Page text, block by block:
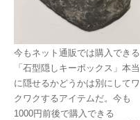
今もネット通販では購入できる
「石型隠しキーボックス」本当
に隠せるかどうかは別にしてワ
クワクするアイテムだ。今も
1000円前後で購入できる